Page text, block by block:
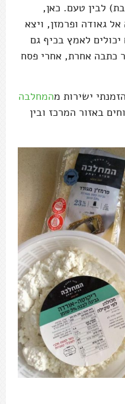
לבין טעם. כאן,
גאודה ופרמזן, ויצא
לאמץ בכיף גם
כתבה אחרת, אחרי פסח
ישירות מהמחלבה
באזור המרכז ובין